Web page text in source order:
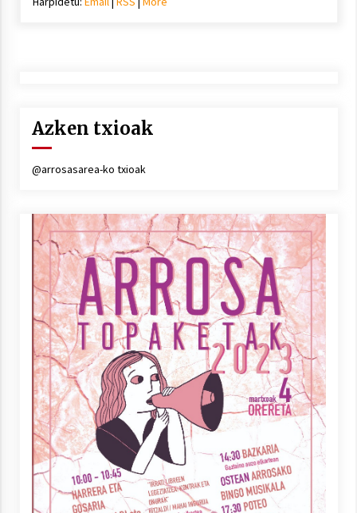
Azken txioak
@arrosasarea-ko txioak